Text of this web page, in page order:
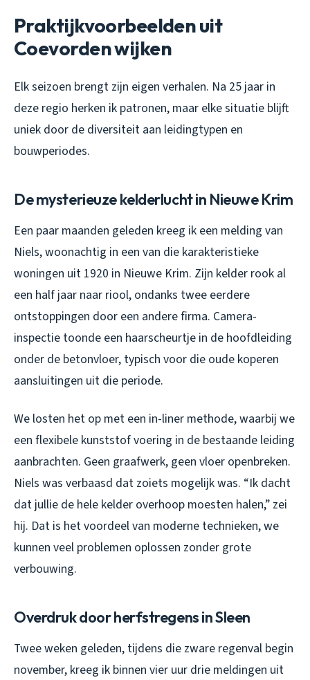
Praktijkvoorbeelden uit
Coevorden wijken
Elk seizoen brengt zijn eigen verhalen. Na 25 jaar in
deze regio herken ik patronen, maar elke situatie blijft
uniek door de diversiteit aan leidingtypen en
bouwperiodes.
De mysterieuze kelderlucht in Nieuwe Krim
Een paar maanden geleden kreeg ik een melding van
Niels, woonachtig in een van die karakteristieke
woningen uit 1920 in Nieuwe Krim. Zijn kelder rook al
een half jaar naar riool, ondanks twee eerdere
ontstoppingen door een andere firma. Camera-
inspectie toonde een haarscheurtje in de hoofdleiding
onder de betonvloer, typisch voor die oude koperen
aansluitingen uit die periode.
We losten het op met een in-liner methode, waarbij we
een flexibele kunststof voering in de bestaande leiding
aanbrachten. Geen graafwerk, geen vloer openbreken.
Niels was verbaasd dat zoiets mogelijk was. “Ik dacht
dat jullie de hele kelder overhoop moesten halen,” zei
hij. Dat is het voordeel van moderne technieken, we
kunnen veel problemen oplossen zonder grote
verbouwing.
Overdruk door herfstregens in Sleen
Twee weken geleden, tijdens die zware regenval begin
november, kreeg ik binnen vier uur drie meldingen uit